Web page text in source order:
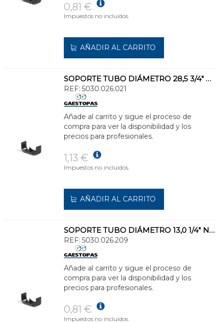
0,81 €
Impuestos no incluidos.
AÑADIR AL CARRITO
SOPORTE TUBO DIÁMETRO 28,5 3/4" GRIS
REF: 5030.026.021
Añade al carrito y sigue el proceso de
compra para ver la disponibilidad y los
precios para profesionales.
1,13 €
Impuestos no incluidos.
AÑADIR AL CARRITO
SOPORTE TUBO DIÁMETRO 13,0 1/4" NEGRO
REF: 5030.026.209
Añade al carrito y sigue el proceso de
compra para ver la disponibilidad y los
precios para profesionales.
0,81 €
Impuestos no incluidos.